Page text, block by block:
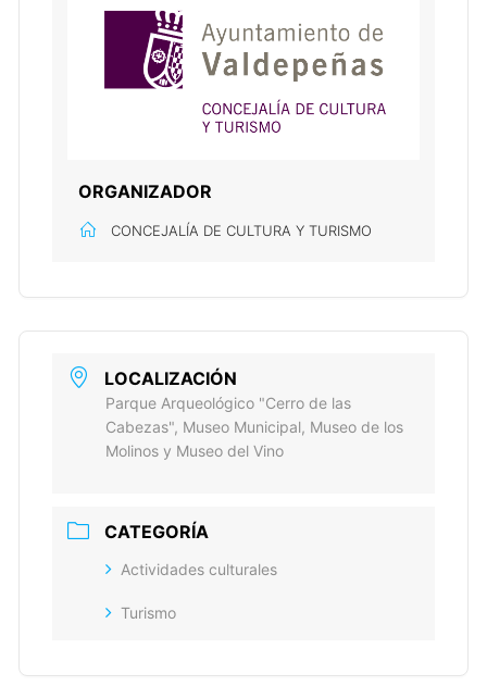
ORGANIZADOR
CONCEJALÍA DE CULTURA Y TURISMO
LOCALIZACIÓN
Parque Arqueológico "Cerro de las
Cabezas", Museo Municipal, Museo de los
Molinos y Museo del Vino
CATEGORÍA
Actividades culturales
Turismo